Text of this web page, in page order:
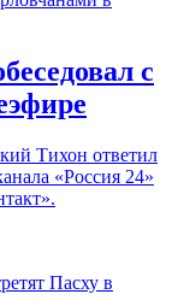
с
Тихон ответил
«Россия 24»